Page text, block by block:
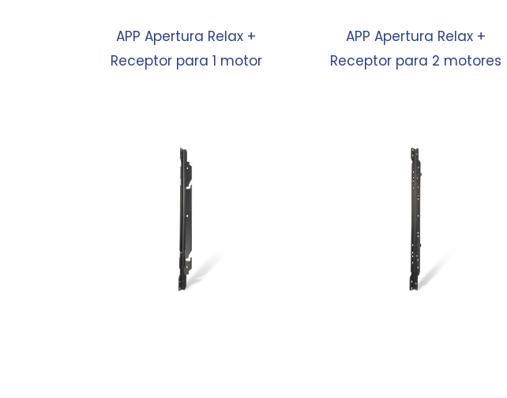
APP Apertura Relax +
Receptor para 1 motor
APP Apertura Relax +
Receptor para 2 motores